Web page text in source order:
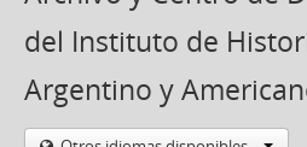
del Instituto de
Argentino y